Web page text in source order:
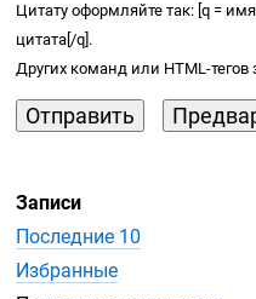
Цитату оформляйте так: [q =
цитата[/q].
Других команд или HTML-тегов
Записи
Последние 10
Избранные